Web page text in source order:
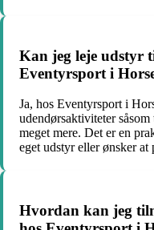
Kan jeg leje udstyr
Eventyrsport i
Ja, hos Eventyrsport i
udendørsaktiviteter
meget mere. Det er en
eget udstyr eller ønsker at
Hvordan kan jeg